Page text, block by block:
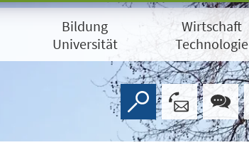
Bildung
Universität
Wirtschaft
Technologie